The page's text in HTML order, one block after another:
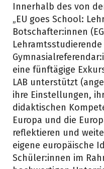
Innerhalb des von
„EU goes School:
Botschafter:innen
Lehramtsstudierende
eine fünftägige
LAB unterstützt
ihre Einstellungen,
didaktischen
Europa und die
reflektieren und
eigene europäische
Schüler:innen im